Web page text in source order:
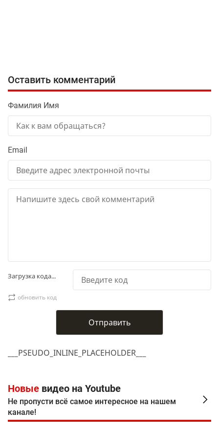
___PSEUDO_INLINE_PLACEHOLDER___
Оставить комментарий
Фамилия Имя
Email
Загрузка кода...
обновить код
Новые видео на Youtube
Не пропусти всё самое интересное на нашем
канале!